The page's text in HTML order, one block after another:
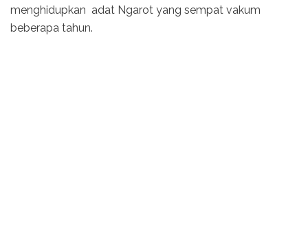
menghidupkan adat Ngarot yang sempat vakum
beberapa tahun.